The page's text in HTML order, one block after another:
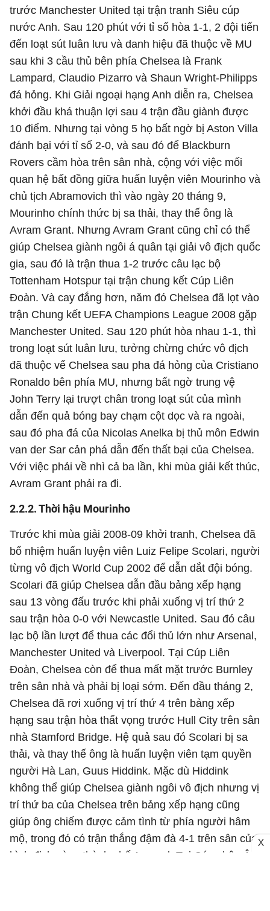
trước Manchester United tại trận tranh Siêu cúp
nước Anh. Sau 120 phút với tỉ số hòa 1-1, 2 đội tiến
đến loạt sút luân lưu và danh hiệu đã thuộc về MU
sau khi 3 cầu thủ bên phía Chelsea là Frank
Lampard, Claudio Pizarro và Shaun Wright-Philipps
đá hỏng. Khi Giải ngoại hạng Anh diễn ra, Chelsea
khởi đầu khá thuận lợi sau 4 trận đầu giành được
10 điểm. Nhưng tại vòng 5 họ bất ngờ bị Aston Villa
đánh bại với tỉ số 2-0, và sau đó để Blackburn
Rovers cầm hòa trên sân nhà, cộng với việc mối
quan hệ bất đồng giữa huấn luyện viên Mourinho và
chủ tịch Abramovich thì vào ngày 20 tháng 9,
Mourinho chính thức bị sa thải, thay thế ông là
Avram Grant. Nhưng Avram Grant cũng chỉ có thể
giúp Chelsea giành ngôi á quân tại giải vô địch quốc
gia, sau đó là trận thua 1-2 trước câu lạc bộ
Tottenham Hotspur tại trận chung kết Cúp Liên
Đoàn. Và cay đắng hơn, năm đó Chelsea đã lọt vào
trận Chung kết UEFA Champions League 2008 gặp
Manchester United. Sau 120 phút hòa nhau 1-1, thì
trong loạt sút luân lưu, tưởng chừng chức vô địch
đã thuộc vể Chelsea sau pha đá hỏng của Cristiano
Ronaldo bên phía MU, nhưng bất ngờ trung vệ
John Terry lại trượt chân trong loạt sút của mình
dẫn đến quả bóng bay chạm cột dọc và ra ngoài,
sau đó pha đá của Nicolas Anelka bị thủ môn Edwin
van der Sar cản phá dẫn đến thất bại của Chelsea.
Với việc phải về nhì cả ba lần, khi mùa giải kết thúc,
Avram Grant phải ra đi.
2.2.2. Thời hậu Mourinho
Trước khi mùa giải 2008-09 khởi tranh, Chelsea đã
bổ nhiệm huấn luyện viên Luiz Felipe Scolari, người
từng vô địch World Cup 2002 để dẫn dắt đội bóng.
Scolari đã giúp Chelsea dẫn đầu bảng xếp hạng
sau 13 vòng đấu trước khi phải xuống vị trí thứ 2
sau trận hòa 0-0 với Newcastle United. Sau đó câu
lạc bộ lần lượt để thua các đổi thủ lớn như Arsenal,
Manchester United và Liverpool. Tại Cúp Liên
Đoàn, Chelsea còn để thua mất mặt trước Burnley
trên sân nhà và phải bị loại sớm. Đến đầu tháng 2,
Chelsea đã rơi xuống vị trí thứ 4 trên bảng xếp
hạng sau trận hòa thất vọng trước Hull City trên sân
nhà Stamford Bridge. Hệ quả sau đó Scolari bị sa
thải, và thay thế ông là huấn luyện viên tạm quyền
người Hà Lan, Guus Hiddink. Mặc dù Hiddink
không thể giúp Chelsea giành ngôi vô địch nhưng vị
trí thứ ba của Chelsea trên bảng xếp hạng cũng
giúp ông chiếm được cảm tình từ phía người hâm
mộ, trong đó có trận thắng đậm đà 4-1 trên sân của
kình địch cùng thành phố Arsenal. Tại Cúp châu Âu,
X